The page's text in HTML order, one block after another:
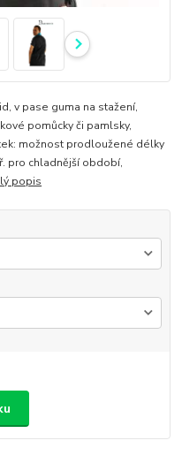
v pase guma na stažení,
pomůcky či pamlsky,
možnost prodloužené délky
pro chladnější období,
popis